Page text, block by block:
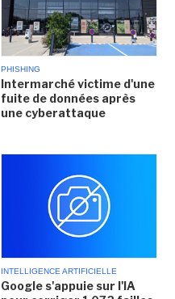
PHISHING
Intermarché victime d'une
fuite de données après
une cyberattaque
INTELLIGENCE ARTIFICIELLE
Google s'appuie sur l'IA